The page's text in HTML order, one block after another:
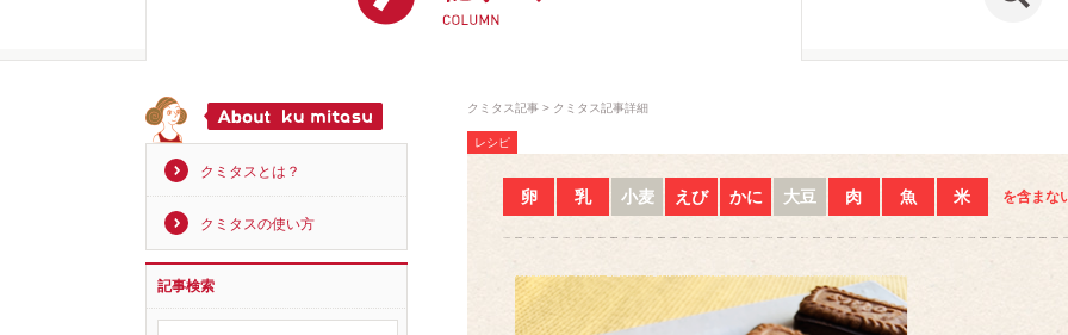
クミタス記事 クミタス記事詳細
レシピ
卵 乳 小麦 えび かに 大豆 肉 魚 米 を含まな
クミタスとは？
クミタスの使い方
記事検索